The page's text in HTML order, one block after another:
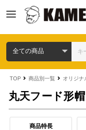
TOP 商品別一覧 オリジナ
丸天フード形帽
商品特長